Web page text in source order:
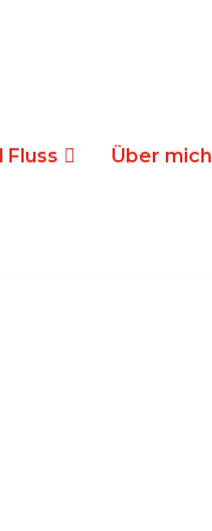
Fluss Über mich